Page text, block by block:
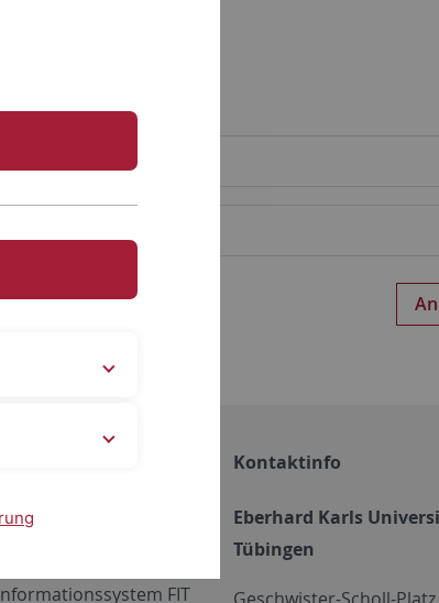
FIT
Kontaktinfo
Eberhard Karls
Tübingen